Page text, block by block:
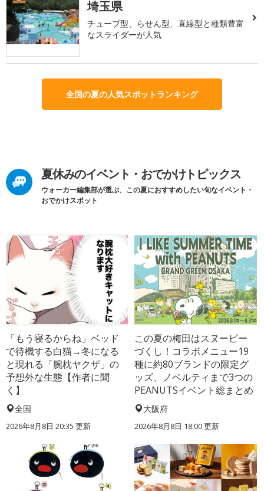
埼玉県
チューブ型、らせん型、直線型と種類豊富
なスライダーが人気
全国の夏の人気スポットランキング
夏休みのイベント・おでかけトピックス
ウォーカー編集部が選ぶ、この夏におすすめしたい旬なイベント・
おでかけスポット
「もう寝るからね」ベッド
で待機する白猫→冬になる
と現れる「腕枕ヤクザ」の
予想外な生態【作者に聞
く】
全国
2026年8月8日 20:35 更新
この夏の梅田はスヌーピー
づくし！コラボメニュー19
種に約80ブランドの限定グ
ッズ、ノベルティまで3つの
PEANUTSイベント総まとめ
大阪府
2026年8月8日 18:00更新